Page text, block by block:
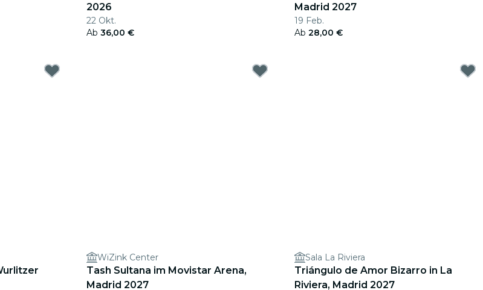
2026
22 Okt.
Ab 36,00 €
Madrid 2027
19 Feb.
Ab 28,00 €
WiZink Center
Tash Sultana im Movistar Arena,
Madrid 2027
Sala La Riviera
Triángulo de Amor Bizarro in La
Riviera, Madrid 2027